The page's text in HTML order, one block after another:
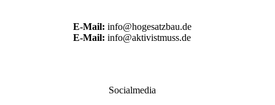
E-Mail: info@hogesatzbau.de
E-Mail: info@aktivistmuss.de
Socialmedia